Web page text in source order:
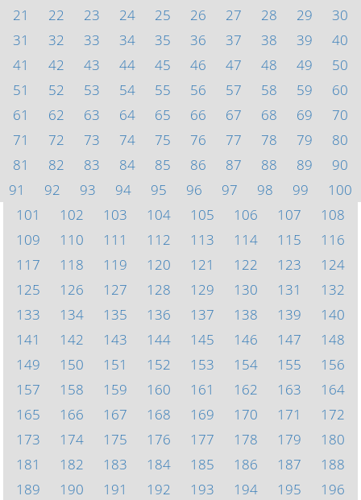
21
22 23 24 25 26 27 28 29
30
31
32 33 34 35 36 37 38 39
40
41
42 43 44 45 46 47 48 49
50
51
52 53 54 55 56 57 58 59
60
61
62 63 64 65 66 67 68 69
70
71
72 73 74 75 76 77 78 79
80
81
82 83 84 85 86 87 88 89
90
91
92 93 94 95 96 97 98 99
100
101
102 103 104 105 106 107
108
109
110 111 112 113 114 115
116
117
118 119 120 121 122 123
124
125
126 127 128 129 130 131
132
133
134 135 136 137 138 139
140
141
142 143 144 145 146 147
148
149
150 151 152 153 154 155
156
157
158 159 160 161 162 163
164
165
166 167 168 169 170 171
172
173
174 175 176 177 178 179
180
181
182 183 184 185 186 187
188
189
190 191 192 193 194 195
196